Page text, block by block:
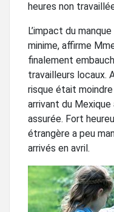
heures non
L’impact du
minime, affirme
finalement
travailleurs locaux.
risque était
arrivant du
assurée. Fort
étrangère a peu
arrivés en avril.